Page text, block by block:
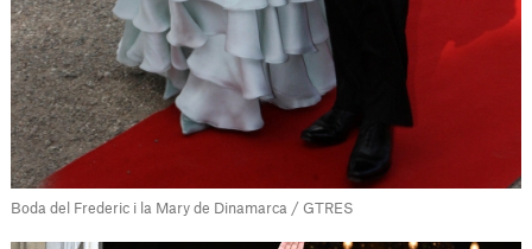
Boda del Frederic i la Mary de Dinamarca / GTRES